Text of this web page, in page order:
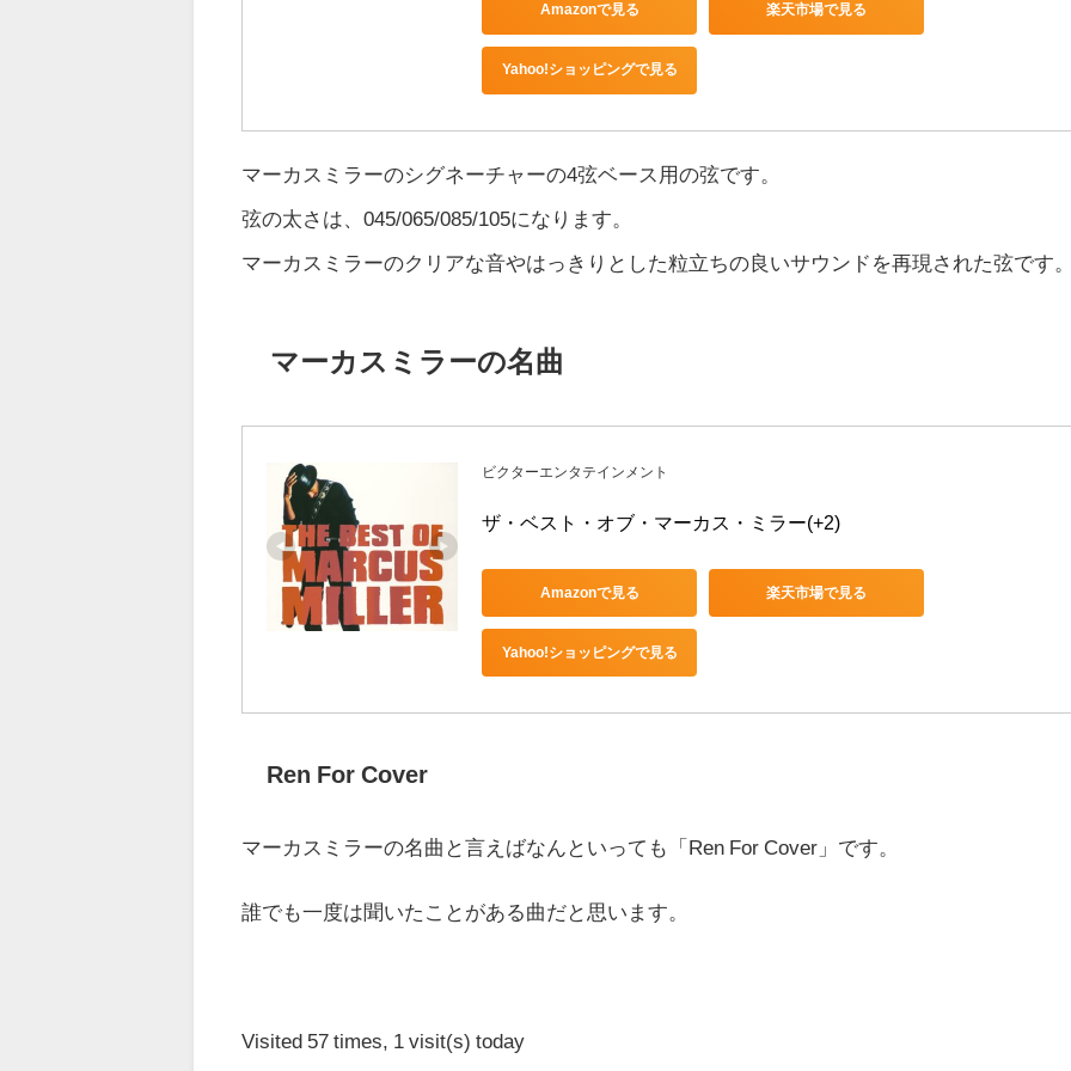
Amazonで見る 楽天市場で見る
Yahoo!ショッピングで見る
マーカスミラーのシグネーチャーの4弦ベース用の弦です。
弦の太さは、045/065/085/105になります。
マーカスミラーのクリアな音やはっきりとした粒立ちの良いサウンドを再現された弦です
マーカスミラーの名曲
ビクターエンタテインメント
ザ・ベスト・オブ・マーカス・ミラー(+2)
Amazonで見る 楽天市場で見る
Yahoo!ショッピングで見る
Ren For Cover
マーカスミラーの名曲と言えばなんといっても「 Ren For Cover 」です。
誰でも一度は聞いたことがある曲だと思います。
Visited 57 times, 1 visit(s) today